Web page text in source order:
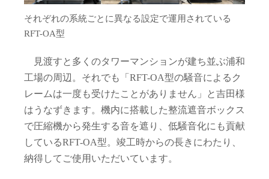
それぞれの系統ごとに異なる設定で運用されている
RFT-OA型
見渡すと多くのタワーマンションが建ち並ぶ浦和
工場の周辺。それでも「RFT-OA型の騒音によるク
レームは一度も受けたことがありません」と吉田様
はうなずきます。機内に搭載した整流遮音ボックス
で圧縮機から発生する音を遮り、低騒音化にも貢献
しているRFT-OA型。竣工時からの長きにわたり、
納得してご使用いただいています。